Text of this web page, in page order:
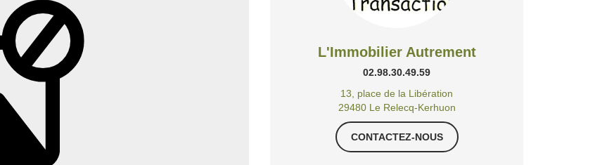
L'Immobilier Autrement
02.98.30.49.59
13, place de la Libération
29480 Le Relecq-Kerhuon
CONTACTEZ-NOUS